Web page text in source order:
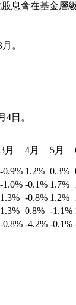
息會在基金層
。
4日。
3月 4月 5月
-0.9% 1.2% 0.3%
-1.0% -0.1% 1.7%
1.3% -0.8% 1.2%
1.3% 0.8% -1.1%
-0.8% -4.2% -0.1%